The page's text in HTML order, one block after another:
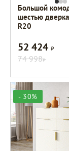
Большой
шестью
R20
52 424Р
74 998Р
- 30%